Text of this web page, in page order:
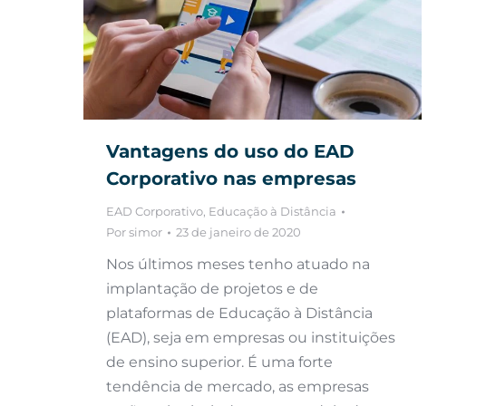
Vantagens do uso do EAD
Corporativo nas empresas
EAD Corporativo Educação à Distância
Porsimor 23 de janeiro de 2020
Nos últimos meses tenho atuado na
implantação de projetos e de
plataformas de Educação à Distância
(EAD), seja em empresas ou instituições
de ensino superior. É uma forte
tendência de mercado, as empresas